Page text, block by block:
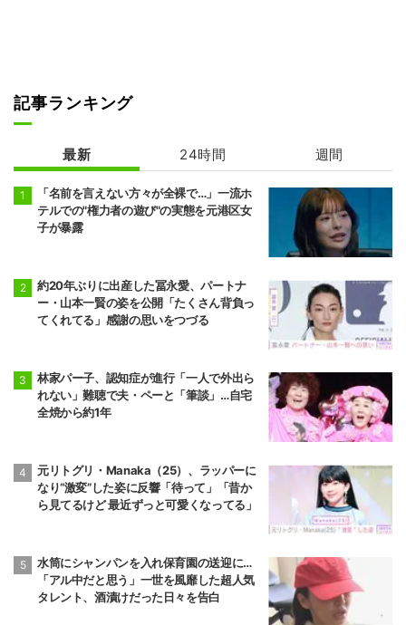
記事ランキング
最新 24時間 週間
「名前を言えない方々が全裸で…」一流ホ
テルでの"権力者の遊び"の実態を元港区女
子が暴露
約20年ぶりに出産した冨永愛、パートナ
ー・山本一賢の姿を公開「たくさん背負っ
てくれてる」感謝の思いをつづる
林家パー子、認知症が進行「一人で外出ら
れない」難聴で夫・ペーと「筆談」…自宅
全焼から約1年
元リトグリ・Manaka（25）、ラッパーに
なり“激変”した姿に反響「待って」「昔か
ら見てるけど 最近ずっと可愛くなってる」
水筒にシャンパンを入れ保育園の送迎に…
「アル中だと思う」一世を風靡した超人気
タレント、酒漬けだった日々を告白